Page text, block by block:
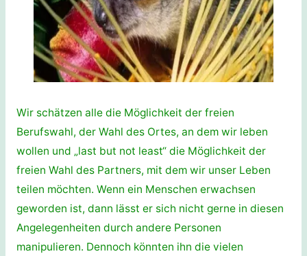
Wir schätzen alle die Möglichkeit der freien
Berufswahl, der Wahl des Ortes, an dem wir leben
wollen und „last but not least“ die Möglichkeit der
freien Wahl des Partners, mit dem wir unser Leben
teilen möchten. Wenn ein Menschen erwachsen
geworden ist, dann lässt er sich nicht gerne in diesen
Angelegenheiten durch andere Personen
manipulieren. Dennoch könnten ihn die vielen